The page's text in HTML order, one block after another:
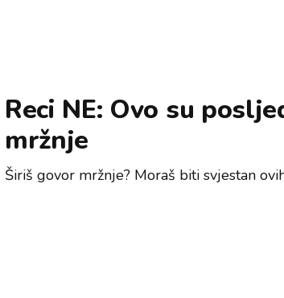
Reci NE: Ovo su
mržnje
Širiš govor mržnje? Moraš biti svjestan